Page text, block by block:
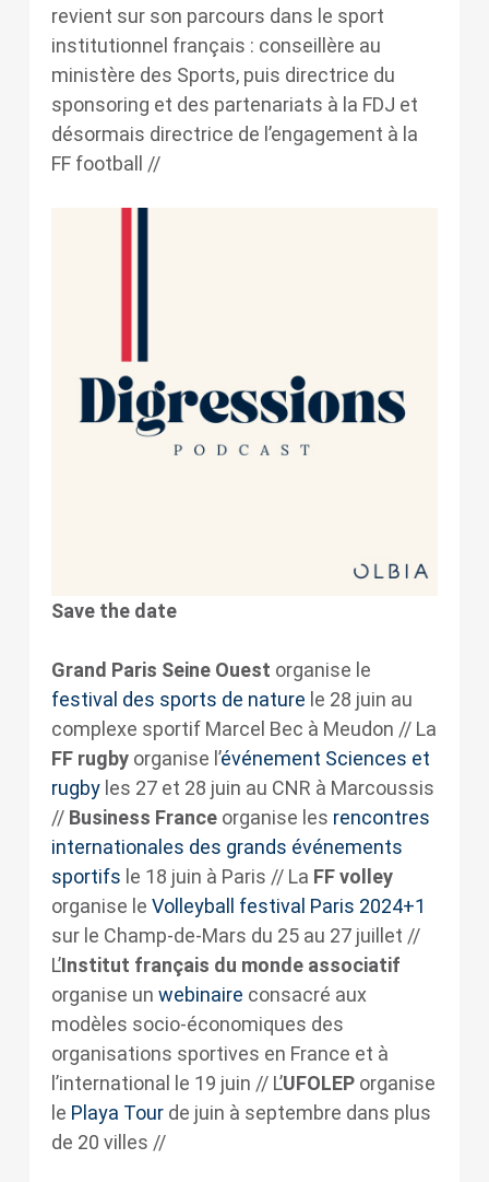
revient sur son parcours dans le sport
institutionnel français : conseillère au
ministère des Sports, puis directrice du
sponsoring et des partenariats à la FDJ et
désormais directrice de l’engagement à la
FF football //
Save the date
Grand Paris Seine Ouest organise le
festival des sports de nature le 28 juin au
complexe sportif Marcel Bec à Meudon // La
FF rugbyorganise l’événement Sciences et
rugbyles 27 et 28 juin au CNR à Marcoussis
//Business France organise les rencontres
internationales des grands événements
sportifs le 18 juin à Paris // La FF volley
organise le Volleyball festival Paris 2024+1
sur le Champ-de-Mars du 25 au 27 juillet //
L’Institut français du monde associatif
organise un webinaire consacré aux
modèles socio-économiques des
organisations sportives en France et à
l’international le 19 juin // L’UFOLEP organise
le Playa Tourde juin à septembre dans plus
de 20 villes //